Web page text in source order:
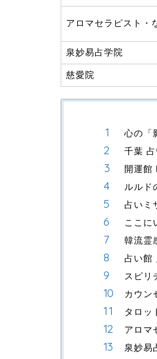
アロマセラピスト・
泉妙易占学院
慈愛院
心の「
千葉
開運館
ルルド
占いミ
ここに
韓流霊
占い館
スピリ
カウン
タロッ
アロマ
泉妙易